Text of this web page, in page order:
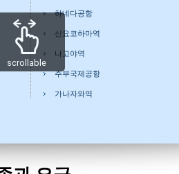
하네다공항
신요코하마역
나고야역
주부국제공항
가나자와역
scrollable